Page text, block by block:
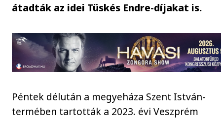
átadták az idei Tüskés Endre-díjakat is.
Péntek délután a megyeháza Szent István-
termében tartották a 2023. évi Veszprém